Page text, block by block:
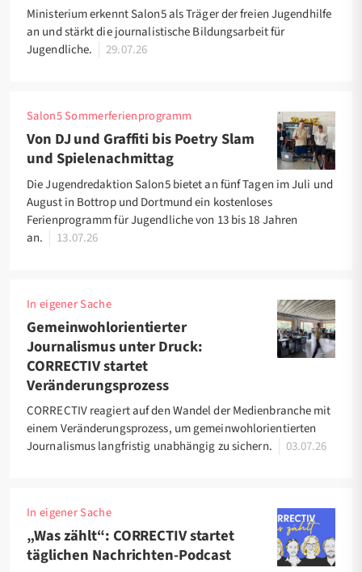
Ministerium erkennt Salon5 als Träger der freien Jugendhilfe
an und stärkt die journalistische Bildungsarbeit für
Jugendliche.
29.07.26
Salon5 Sommerferienprogramm
Von DJ und Graffiti bis Poetry Slam
und Spielenachmittag
Die Jugendredaktion Salon5 bietet an fünf Tagen im Juli und
August in Bottrop und Dortmund ein kostenloses
Ferienprogramm für Jugendliche von 13 bis 18 Jahren
an.
13.07.26
In eigener Sache
Gemeinwohlorientierter
Journalismus unter Druck:
CORRECTIV startet
Veränderungsprozess
CORRECTIV reagiert auf den Wandel der Medienbranche mit
einem Veränderungsprozess, um gemeinwohlorientierten
Journalismus langfristig unabhängig zu sichern.
03.07.26
In eigener Sache
„Was zählt“: CORRECTIV startet
täglichen Nachrichten-Podcast